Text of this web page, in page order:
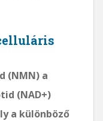
(NMN) a
(NAD+)
a különböző